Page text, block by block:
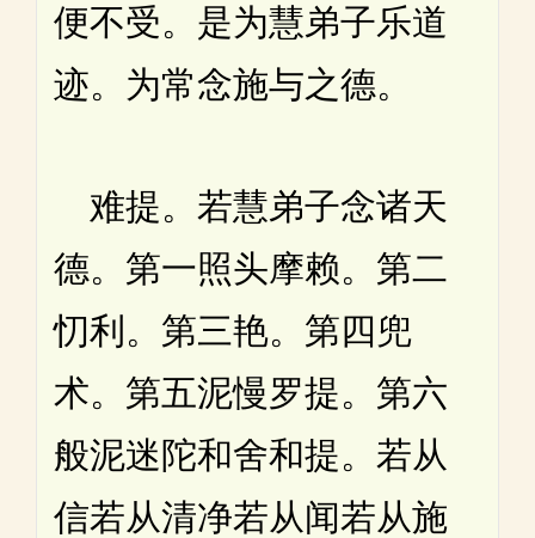
便不受。是为慧弟子乐道
迹。为常念施与之德。
难提。若慧弟子念诸天
德。第一照头摩赖。第二
忉利。第三艳。第四兜
术。第五泥慢罗提。第六
般泥迷陀和舍和提。若从
信若从清净若从闻若从施